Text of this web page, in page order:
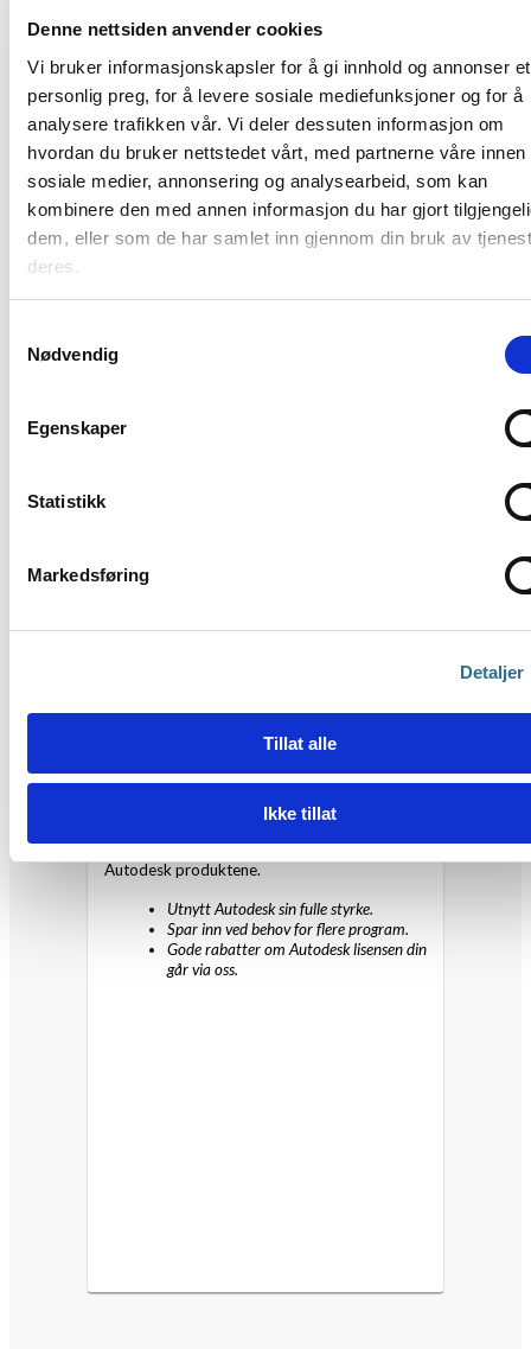
Denne nettsiden anvender cookies
Vi bruker informasjonskapsler for å gi innhold og annonser et
personlig preg, for å levere sosiale mediefunksjoner og for å
analysere trafikken vår. Vi deler dessuten informasjon om
hvordan du bruker nettstedet vårt, med partnerne våre innen
sosiale medier, annonsering og analysearbeid, som kan
kombinere den med annen informasjon du har gjort
dem, eller som de har samlet inn gjennom din bruk av
deres.
Nødvendig
Egenskaper
Statistikk
Markedsføring
Detaljer
Tillat alle
Ikke tillat
En pakkeløsning for de mest populære
Autodesk produktene.
Utnytt Autodesk sin fulle styrke.
Spar inn ved behov for flere program.
Gode rabatter om Autodesk lisensen din
går via oss.